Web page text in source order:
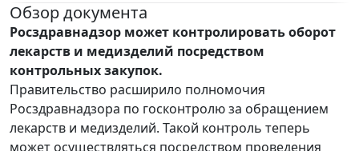
Обзор документа
Росздравнадзор может контролировать оборот
лекарств и медизделий посредством
контрольных закупок.
Правительство расширило полномочия
Росздравнадзора по госконтролю за обращением
лекарств и медизделий. Такой контроль теперь
может осуществляться посредством проведения